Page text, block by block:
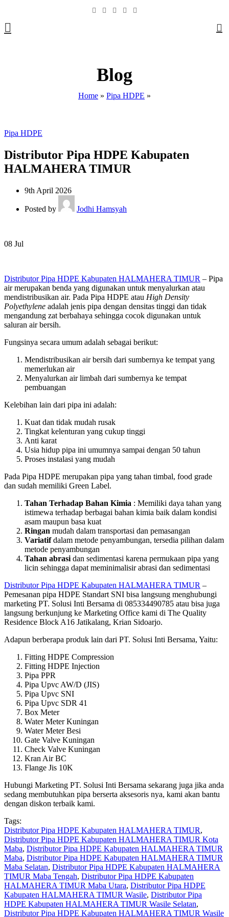
Blog
Home » Pipa HDPE »
Pipa HDPE
Distributor Pipa HDPE Kabupaten
HALMAHERA TIMUR
9th April 2026
Posted by Jodhi Hamsyah
08 Jul
Distributor Pipa HDPE Kabupaten HALMAHERA TIMUR – Pipa
air merupakan benda yang digunakan untuk menyalurkan atau
mendistribusikan air. Pada Pipa HDPE atau High Density
Polyethylene adalah jenis pipa dengan densitas tinggi dan tidak
mengandung zat berbahaya sehingga cocok digunakan untuk
saluran air bersih.
Fungsinya secara umum adalah sebagai berikut:
Mendistribusikan air bersih dari sumbernya ke tempat yang
memerlukan air
Menyalurkan air limbah dari sumbernya ke tempat
pembuangan
Kelebihan lain dari pipa ini adalah:
Kuat dan tidak mudah rusak
Tingkat kelenturan yang cukup tinggi
Anti karat
Usia hidup pipa ini umumnya sampai dengan 50 tahun
Proses instalasi yang mudah
Pada Pipa HDPE merupakan pipa yang tahan timbal, food grade
dan sudah memiliki Green Label.
Tahan Terhadap Bahan Kimia : Memiliki daya tahan yang
istimewa terhadap berbagai bahan kimia baik dalam kondisi
asam maupun basa kuat
Ringan mudah dalam transportasi dan pemasangan
Variatifdalam metode penyambungan, tersedia pilihan dalam
metode penyambungan
Tahan abrasi dan sedimentasi karena permukaan pipa yang
licin sehingga dapat meminimalisir abrasi dan sedimentasi
Distributor Pipa HDPE Kabupaten HALMAHERA TIMUR –
Pemesanan pipa HDPE Standart SNI bisa langsung menghubungi
marketing PT. Solusi Inti Bersama di 085334490785 atau bisa juga
langsung berkunjung ke Marketing Office kami di The Quality
Residence Block A16 Jatikalang, Krian Sidoarjo.
Adapun berberapa produk lain dari PT. Solusi Inti Bersama, Yaitu:
Fitting HDPE Compression
Fitting HDPE Injection
Pipa PPR
Pipa Upvc AW/D (JIS)
Pipa Upvc SNI
Pipa Upvc SDR 41
Box Meter
Water Meter Kuningan
Water Meter Besi
Gate Valve Kuningan
Check Valve Kuningan
Kran Air BC
Flange Jis 10K
Hubungi Marketing PT. Solusi Inti Bersama sekarang juga jika anda
sedang membutuhkan pipa berserta aksesoris nya, kami akan bantu
dengan diskon terbaik kami.
Tags:
Distributor Pipa HDPE Kabupaten HALMAHERA TIMUR,
Distributor Pipa HDPE Kabupaten HALMAHERA TIMUR Kota
Maba, Distributor Pipa HDPE Kabupaten HALMAHERA TIMUR
Maba, Distributor Pipa HDPE Kabupaten HALMAHERA TIMUR
Maba Selatan, Distributor Pipa HDPE Kabupaten HALMAHERA
TIMUR Maba Tengah, Distributor Pipa HDPE Kabupaten
HALMAHERA TIMUR Maba Utara, Distributor Pipa HDPE
Kabupaten HALMAHERA TIMUR Wasile, Distributor Pipa
HDPE Kabupaten HALMAHERA TIMUR Wasile Selatan,
Distributor Pipa HDPE Kabupaten HALMAHERA TIMUR Wasile